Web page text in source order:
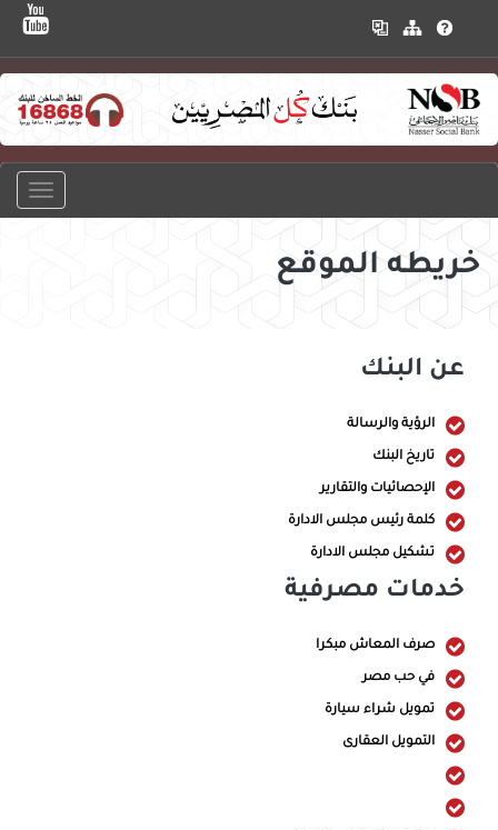
خريطه الموقع
عن البنك
الرؤية والرسالة
تاريخ البنك
الإحصائيات والتقارير
كلمة رئيس مجلس الادارة
تشكيل مجلس الادارة
خدمات مصرفية
صرف المعاش مبكرا
في حب مصر
تمويل شراء سيارة
التمويل العقارى